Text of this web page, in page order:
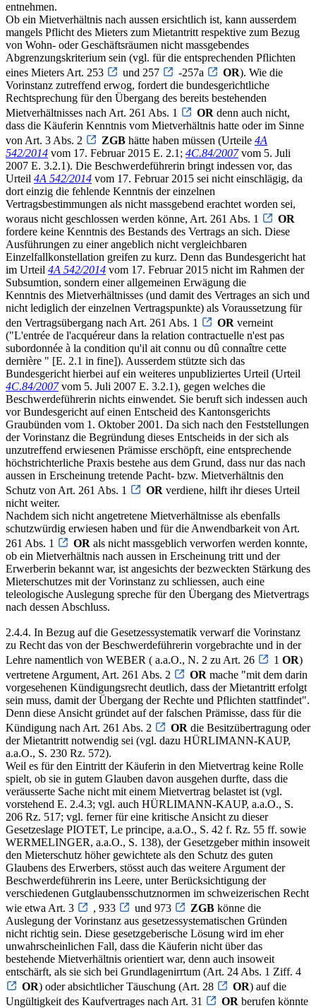
entnehmen.
Ob ein Mietverhältnis nach aussen ersichtlich ist, kann ausserdem
mangels Pflicht des Mieters zum Mietantritt respektive zum Bezug
von Wohn- oder Geschäftsräumen nicht massgebendes
Abgrenzungskriterium sein (vgl. für die entsprechenden Pflichten
eines Mieters Art. 253
und 257 -257a OR). Wie die
Vorinstanz zutreffend erwog, fordert die bundesgerichtliche
Rechtsprechung für den Übergang des bereits bestehenden
Mietverhältnisses nach Art. 261 Abs. 1
OR denn auch nicht,
dass die Käuferin Kenntnis vom Mietverhältnis hatte oder im Sinne
von Art. 3 Abs. 2
ZGB hätte haben müssen (Urteile 4A
542/2014 vom 17. Februar 2015 E. 2.1; 4C.84/2007vom 5. Juli
2007 E. 3.2.1). Die Beschwerdeführerin bringt indessen vor, das
Urteil 4A 542/2014 vom 17. Februar 2015 sei nicht einschlägig, da
dort einzig die fehlende Kenntnis der einzelnen
Vertragsbestimmungen als nicht massgebend erachtet worden sei,
woraus nicht geschlossen werden könne, Art. 261 Abs. 1
OR
fordere keine Kenntnis des Bestands des Vertrags an sich. Diese
Ausführungen zu einer angeblich nicht vergleichbaren
Einzelfallkonstellation greifen zu kurz. Denn das Bundesgericht hat
im Urteil 4A 542/2014 vom 17. Februar 2015 nicht im Rahmen der
Subsumtion, sondern einer allgemeinen Erwägung die
Kenntnis des Mietverhältnisses (und damit des Vertrages an sich und
nicht lediglich der einzelnen Vertragspunkte) als Voraussetzung für
den Vertragsübergang nach Art. 261 Abs. 1
OR verneint
("L'entrée de l'acquéreur dans la relation contractuelle n'est pas
subordonnée à la condition qu'il ait connu ou dû connaître cette
dernière " [E. 2.1 in fine]). Ausserdem stützte sich das
Bundesgericht hierbei auf ein weiteres unpubliziertes Urteil (Urteil
4C.84/2007vom 5. Juli 2007 E. 3.2.1), gegen welches die
Beschwerdeführerin nichts einwendet. Sie beruft sich indessen auch
vor Bundesgericht auf einen Entscheid des Kantonsgerichts
Graubünden vom 1. Oktober 2001. Da sich nach den Feststellungen
der Vorinstanz die Begründung dieses Entscheids in der sich als
unzutreffend erwiesenen Prämisse erschöpft, eine entsprechende
höchstrichterliche Praxis bestehe aus dem Grund, dass nur das nach
aussen in Erscheinung tretende Pacht- bzw. Mietverhältnis den
Schutz von Art. 261 Abs. 1
OR verdiene, hilft ihr dieses Urteil
nicht weiter.
Nachdem sich nicht angetretene Mietverhältnisse als ebenfalls
schutzwürdig erwiesen haben und für die Anwendbarkeit von Art.
261 Abs. 1
OR als nicht massgeblich verworfen werden konnte,
ob ein Mietverhältnis nach aussen in Erscheinung tritt und der
Erwerberin bekannt war, ist angesichts der bezweckten Stärkung des
Mieterschutzes mit der Vorinstanz zu schliessen, auch eine
teleologische Auslegung spreche für den Übergang des Mietvertrags
nach dessen Abschluss.
2.4.4. In Bezug auf die Gesetzessystematik verwarf die Vorinstanz
zu Recht das von der Beschwerdeführerin vorgebrachte und in der
Lehre namentlich von WEBER ( a.a.O., N. 2 zu Art. 26
1 OR)
vertretene Argument, Art. 261 Abs. 2
OR mache "mit dem darin
vorgesehenen Kündigungsrecht deutlich, dass der Mietantritt erfolgt
sein muss, damit der Übergang der Rechte und Pflichten stattfindet".
Denn diese Ansicht gründet auf der falschen Prämisse, dass für die
Kündigung nach Art. 261 Abs. 2
OR die Besitzübertragung oder
der Mietantritt notwendig sei (vgl. dazu HÜRLIMANN-KAUP,
a.a.O., S. 230 Rz. 572).
Weil es für den Eintritt der Käuferin in den Mietvertrag keine Rolle
spielt, ob sie in gutem Glauben davon ausgehen durfte, dass die
veräusserte Sache nicht mit einem Mietvertrag belastet ist (vgl.
vorstehend E. 2.4.3; vgl. auch HÜRLIMANN-KAUP, a.a.O., S.
206 Rz. 517; vgl. ferner für eine kritische Ansicht zu dieser
Gesetzeslage PIOTET, Le principe, a.a.O., S. 42 f. Rz. 55 ff. sowie
WERMELINGER, a.a.O., S. 138), der Gesetzgeber mithin insoweit
den Mieterschutz höher gewichtete als den Schutz des guten
Glaubens des Erwerbers, stösst auch das weitere Argument der
Beschwerdeführerin ins Leere, unter Berücksichtigung der
verschiedenen Gutglaubensschutznormen im schweizerischen Recht
wie etwa Art. 3
, 933 und 973 ZGB könne die
Auslegung der Vorinstanz aus gesetzessystematischen Gründen
nicht richtig sein. Diese gesetzgeberische Lösung wird im eher
unwahrscheinlichen Fall, dass die Käuferin nicht über das
bestehende Mietverhältnis orientiert war, denn auch insoweit
entschärft, als sie sich bei Grundlagenirrtum (Art. 24 Abs. 1 Ziff. 4
OR) oder absichtlicher Täuschung (Art. 28 OR) auf die
Ungültigkeit des Kaufvertrages nach Art. 31
OR berufen könnte